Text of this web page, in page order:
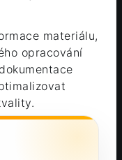
materiálu,
opracování